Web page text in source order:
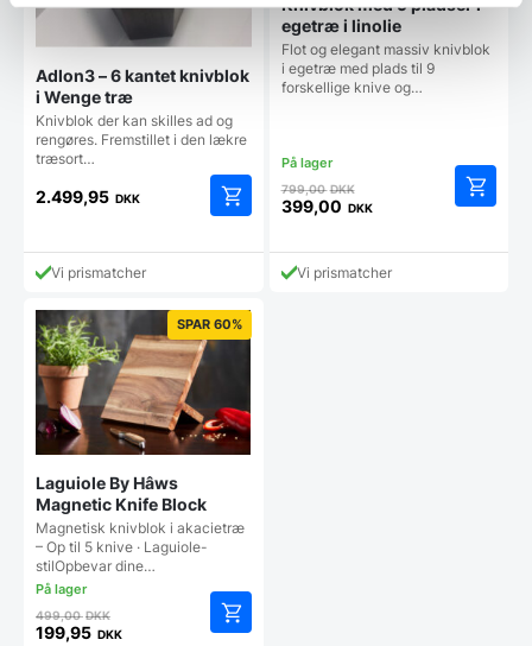
Adlon3 – 6 kantet knivblok
i Wenge træ
Knivblok der kan skilles ad og
rengøres. Fremstillet i den lækre
træsort…
2.499,95 DKK
Vi prismatcher
Knivblok med 9 pladser i
egetræ i linolie
Flot og elegant massiv knivblok
i egetræ med plads til 9
forskellige knive og…
799,00DKKDen
oprindelige
var:
799,00 DKK.
399,00 DKK
aktuelle
prisVi prismatcher
SPAR 60%
Laguiole By Hâws
Magnetic Knife Block
Magnetisk knivblok i akacietræ
– Op til 5 knive · Laguiole-
stilOpbevar dine…
499,00DKKDen
oprindelige
199,95 DKK